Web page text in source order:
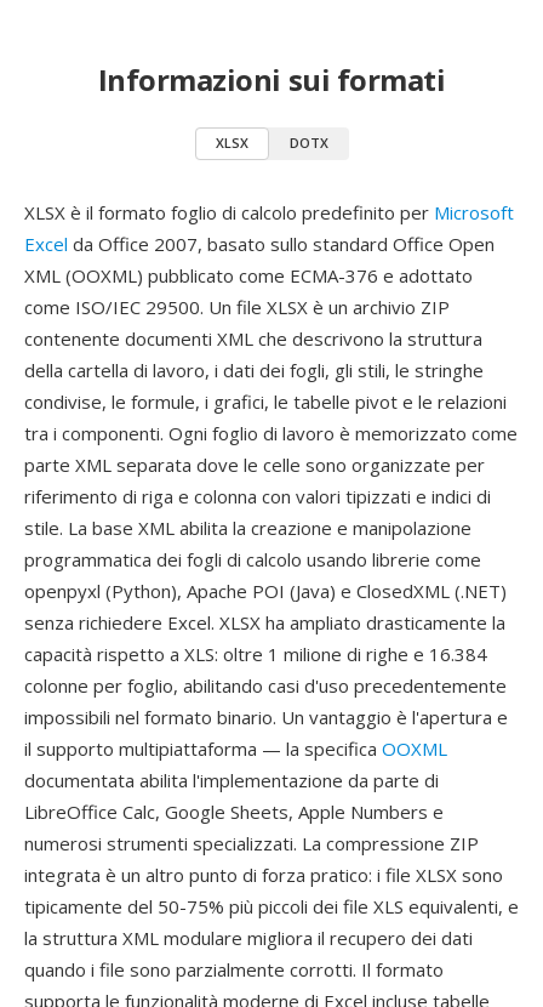
Informazioni sui formati
XLSX DOTX
XLSX è il formato foglio di calcolo predefinito per Microsoft
Excel da Office 2007, basato sullo standard Office Open
XML (OOXML) pubblicato come ECMA-376 e adottato
come ISO/IEC 29500. Un file XLSX è un archivio ZIP
contenente documenti XML che descrivono la struttura
della cartella di lavoro, i dati dei fogli, gli stili, le stringhe
condivise, le formule, i grafici, le tabelle pivot e le relazioni
tra i componenti. Ogni foglio di lavoro è memorizzato come
parte XML separata dove le celle sono organizzate per
riferimento di riga e colonna con valori tipizzati e indici di
stile. La base XML abilita la creazione e manipolazione
programmatica dei fogli di calcolo usando librerie come
openpyxl (Python), Apache POI (Java) e ClosedXML (.NET)
senza richiedere Excel. XLSX ha ampliato drasticamente la
capacità rispetto a XLS: oltre 1 milione di righe e 16.384
colonne per foglio, abilitando casi d'uso precedentemente
impossibili nel formato binario. Un vantaggio è l'apertura e
il supporto multipiattaforma — la specifica OOXML
documentata abilita l'implementazione da parte di
LibreOffice Calc, Google Sheets, Apple Numbers e
numerosi strumenti specializzati. La compressione ZIP
integrata è un altro punto di forza pratico: i file XLSX sono
tipicamente del 50-75% più piccoli dei file XLS equivalenti, e
la struttura XML modulare migliora il recupero dei dati
quando i file sono parzialmente corrotti. Il formato
supporta le funzionalità moderne di Excel incluse tabelle